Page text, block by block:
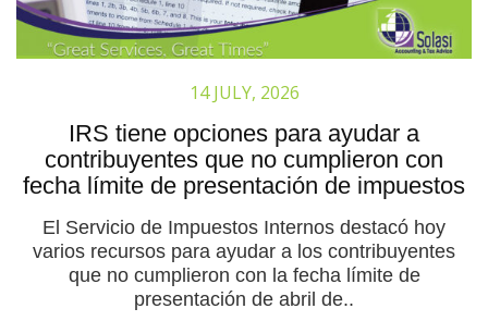
14 JULY, 2026
IRS tiene opciones para ayudar a
contribuyentes que no cumplieron con
fecha límite de presentación de impuestos
El Servicio de Impuestos Internos destacó hoy
varios recursos para ayudar a los contribuyentes
que no cumplieron con la fecha límite de
presentación de abril de..